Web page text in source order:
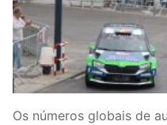
Os números globais de